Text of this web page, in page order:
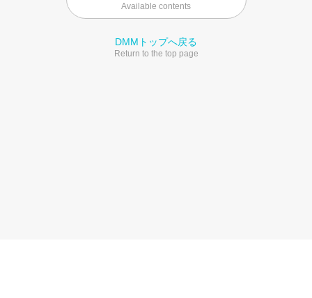
Available contents
DMMトップへ戻る
Return to the top page